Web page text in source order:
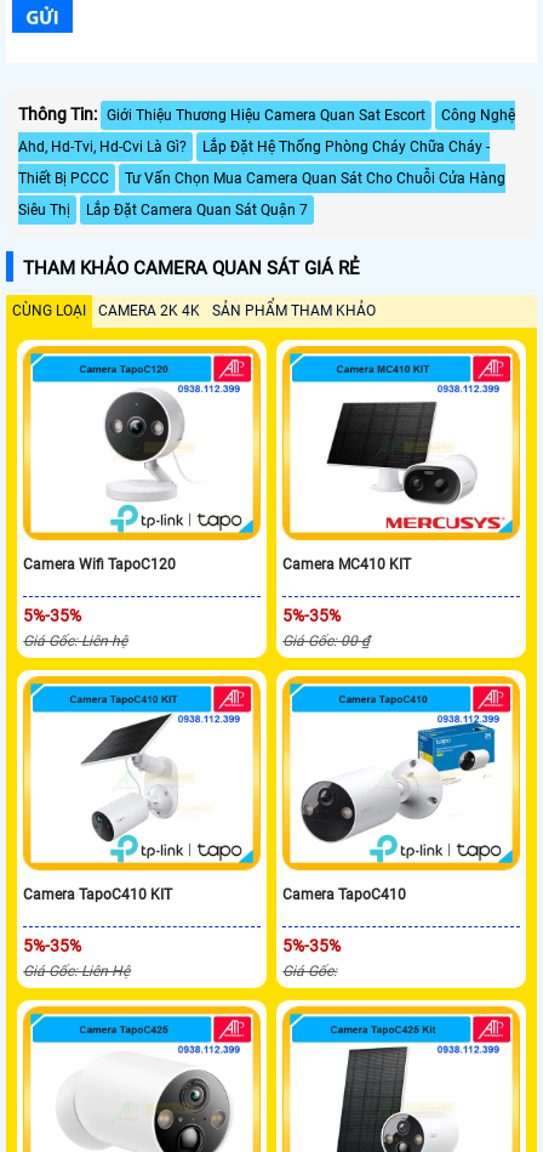
Thông Tin: Giới Thiệu Thương Hiệu Camera Quan Sat Escort
Công Nghệ
Ahd, Hd-Tvi, Hd-Cvi Là Gì?
Lắp Đặt Hệ Thống Phòng Cháy Chữa Cháy -
Thiết Bị PCCC
Tư Vấn Chọn Mua Camera Quan Sát Cho Chuỗi Cửa Hàng
Siêu Thị
Lắp Đặt Camera Quan Sát Quận 7
THAM KHẢO CAMERA QUAN SÁT GIÁ RẺ
CÙNG LOẠI CAMERA 2K 4K SẢN PHẨM THAM KHẢO
Camera Wifi TapoC120
5%-35%
Giá Gốc: Liên hệ
Camera MC410 KIT
5%-35%
Giá Gốc: 00 ₫
Camera TapoC410 KIT
5%-35%
Giá Gốc: Liên Hệ
Camera TapoC410
5%-35%
Giá Gốc: